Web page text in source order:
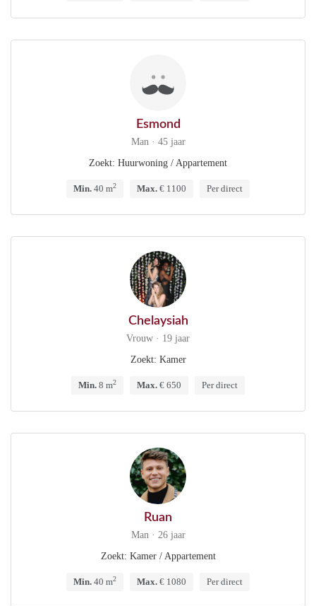
Esmond
Man · 45 jaar
Zoekt: Huurwoning / Appartement
Min. 40 m2 Max. € 1100 Per direct
Chelaysiah
Vrouw · 19 jaar
Zoekt: Kamer
Min. 8 m2 Max. € 650 Per direct
Ruan
Man · 26 jaar
Zoekt: Kamer / Appartement
Min. 40 m2 Max. € 1080 Per direct